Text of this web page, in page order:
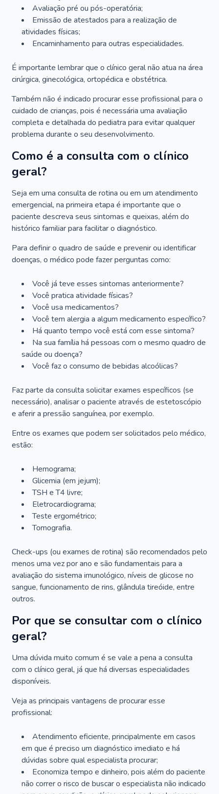
Avaliação pré ou pós-operatória;
Emissão de atestados para a realização de
atividades físicas;
Encaminhamento para outras especialidades.
É importante lembrar que o clínico geral não atua na área
cirúrgica, ginecológica, ortopédica e obstétrica.
Também não é indicado procurar esse profissional para o
cuidado de crianças, pois é necessária uma avaliação
completa e detalhada do pediatra para evitar qualquer
problema durante o seu desenvolvimento.
Como é a consulta com o clínico
geral?
Seja em uma consulta de rotina ou em um atendimento
emergencial, na primeira etapa é importante que o
paciente descreva seus sintomas e queixas, além do
histórico familiar para facilitar o diagnóstico.
Para definir o quadro de saúde e prevenir ou identificar
doenças, o médico pode fazer perguntas como:
Você já teve esses sintomas anteriormente?
Você pratica atividade físicas?
Você usa medicamentos?
Você tem alergia a algum medicamento específico?
Há quanto tempo você está com esse sintoma?
Na sua família há pessoas com o mesmo quadro de
saúde ou doença?
Você faz o consumo de bebidas alcoólicas?
Faz parte da consulta solicitar exames específicos (se
necessário), analisar o paciente através de estetoscópio
e aferir a pressão sanguínea, por exemplo.
Entre os exames que podem ser solicitados pelo médico,
estão:
Hemograma;
Glicemia (em jejum);
TSH e T4 livre;
Eletrocardiograma;
Teste ergométrico;
Tomografia.
Check-ups (ou exames de rotina) são recomendados pelo
menos uma vez por ano e são fundamentais para a
avaliação do sistema imunológico, níveis de glicose no
sangue, funcionamento de rins, glândula tireóide, entre
outros.
Por que se consultar com o clínico
geral?
Uma dúvida muito comum é se vale a pena a consulta
com o clínico geral, já que há diversas especialidades
disponíveis.
Veja as principais vantagens de procurar esse
profissional:
Atendimento eficiente, principalmente em casos
em que é preciso um diagnóstico imediato e há
dúvidas sobre qual especialista procurar;
Economiza tempo e dinheiro, pois além do paciente
não correr o risco de buscar o especialista não indicado